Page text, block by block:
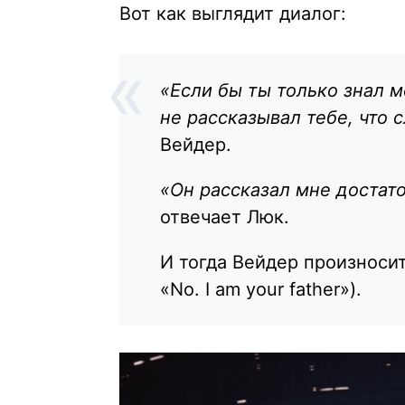
Вот как выглядит диалог:
«Если бы ты только знал
не рассказывал тебе, что
Вейдер.
«Он рассказал мне
отвечает Люк.
И тогда Вейдер
«No. I am your father»).